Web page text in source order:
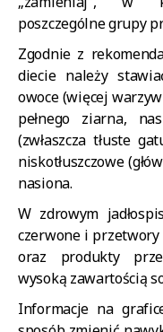
poszczególne grupy
Zgodnie z
diecie należy
owoce (więcej
pełnego ziarna,
(zwłaszcza tłuste
niskotłuszczowe
nasiona.
W zdrowym
czerwone i przetwory
oraz produkty
wysoką zawartością
Informacje na